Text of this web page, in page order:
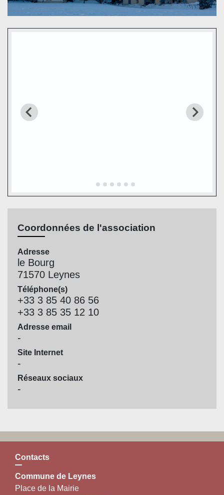
Coordonnées de l'association
Adresse
le Bourg
71570 Leynes
Téléphone(s)
+33 3 85 40 86 56
+33 3 85 35 12 10
Adresse email
-
Site Internet
-
Réseaux sociaux
-
Contacts
Commune de Leynes
Place de la Mairie